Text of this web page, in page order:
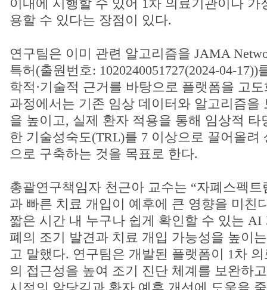
이내에 시행할 수 있어 1차 의료기관이나 가
용할 수 있다는 장점이 있다.
연구팀은 이미 관련 알고리즘을 JAMA
특허(출원번호: 1020240051727(2024-04-
학적·기술적 근거를 바탕으로 플랫폼을 고
과정에서는 기존 임상 데이터와 알고리즘을
을 높이고, 실제 환자 적용을 통해 임상적 타
한 기술성숙도(TRL)를 7 이상으로 끌어올려
으로 구축하는 것을 목표로 한다.
총괄연구책임자 천근아 교수는 “자폐스펙
과 빠른 치료 개입이 예후에 큰 영향을 미친
짧은 시간 내 누구나 쉽게 확인할 수 있는 AI
폐의 조기 발견과 치료 개입 가능성을 높이
고 말했다. 연구팀은 개발된 플랫폼이 1차
의 접근성을 높여 조기 진단 체계를 보완하